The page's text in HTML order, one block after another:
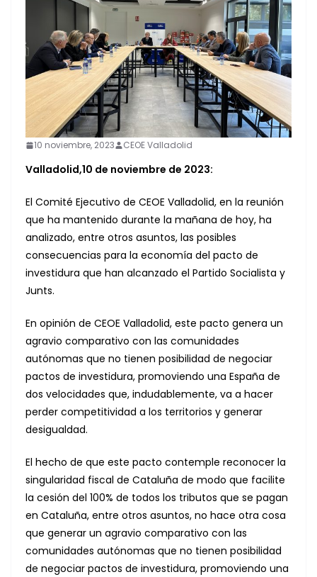
10 noviembre, 2023 CEOE Valladolid
Valladolid,10 de noviembre de 2023:
El Comité Ejecutivo de CEOE Valladolid, en la reunión
que ha mantenido durante la mañana de hoy, ha
analizado, entre otros asuntos, las posibles
consecuencias para la economía del pacto de
investidura que han alcanzado el Partido Socialista y
Junts.
En opinión de CEOE Valladolid, este pacto genera un
agravio comparativo con las comunidades
autónomas que no tienen posibilidad de negociar
pactos de investidura, promoviendo una España de
dos velocidades que, indudablemente, va a hacer
perder competitividad a los territorios y generar
desigualdad.
El hecho de que este pacto contemple reconocer la
singularidad fiscal de Cataluña de modo que facilite
la cesión del 100% de todos los tributos que se pagan
en Cataluña, entre otros asuntos, no hace otra cosa
que generar un agravio comparativo con las
comunidades autónomas que no tienen posibilidad
de negociar pactos de investidura, promoviendo una